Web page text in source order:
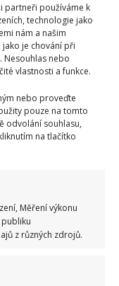
partneři používáme k
technologie jako
nám a našim
je chování při
Nesouhlas nebo
vlastnosti a funkce.
nebo proveďte
pouze na tomto
odvolání souhlasu,
na tlačítko
Měření výkonu
z různých zdrojů.
Tří sester